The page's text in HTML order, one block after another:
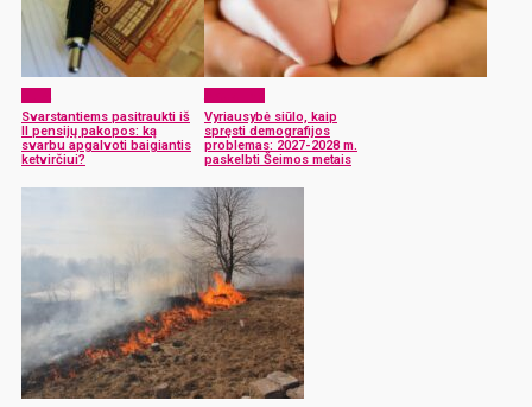
Svarstantiems pasitraukti iš
II pensijų pakopos: ką
svarbu apgalvoti baigiantis
ketvirčiui?
Vyriausybė siūlo, kaip
spręsti demografijos
problemas: 2027-2028 m.
paskelbti Šeimos metais